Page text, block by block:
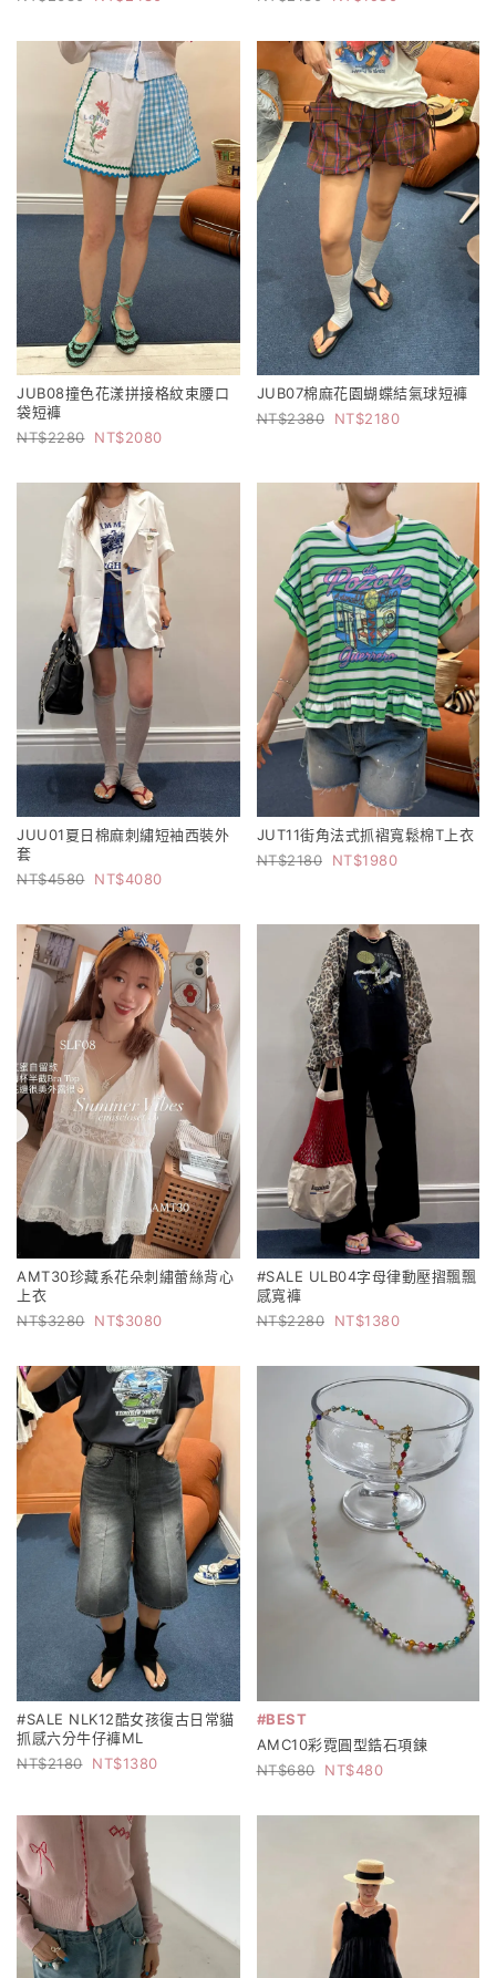
JUB08撞色花漾拼接格紋束腰口
袋短褲
2280
2080
JUB07棉麻花園蝴蝶結氣球短褲
2380
2180
JUU01夏日棉麻刺繡短袖西裝外
套
4580
4080
JUT11街角法式抓褶寬鬆棉T上衣
2180
1980
AMT30珍藏系花朵刺繡蕾絲背心
上衣
3280
3080
#SALE ULB04字母律動壓摺飄飄
感寬褲
2280
1380
#SALE NLK12酷女孩復古日常貓
抓感六分牛仔褲ML
2180
1380
#BEST
AMC10彩霓圓型鋯石項鍊
680
480